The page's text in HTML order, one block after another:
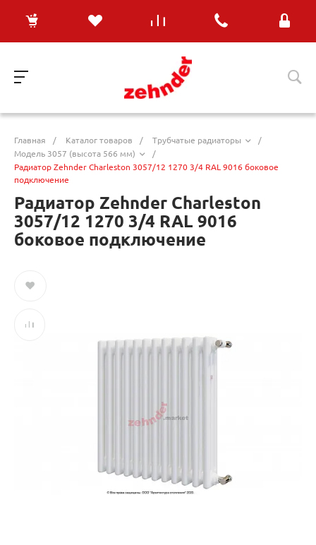
Главная / Каталог товаров / Трубчатые радиаторы
/
Модель 3057 (высота 566 мм)
/
Радиатор Zehnder Charleston 3057/12 1270 3/4 RAL 9016 боковое
подключение
Радиатор Zehnder Charleston
3057/12 1270 3/4 RAL 9016
боковое подключение